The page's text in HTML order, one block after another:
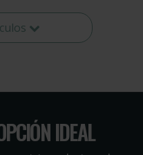
IDEAL